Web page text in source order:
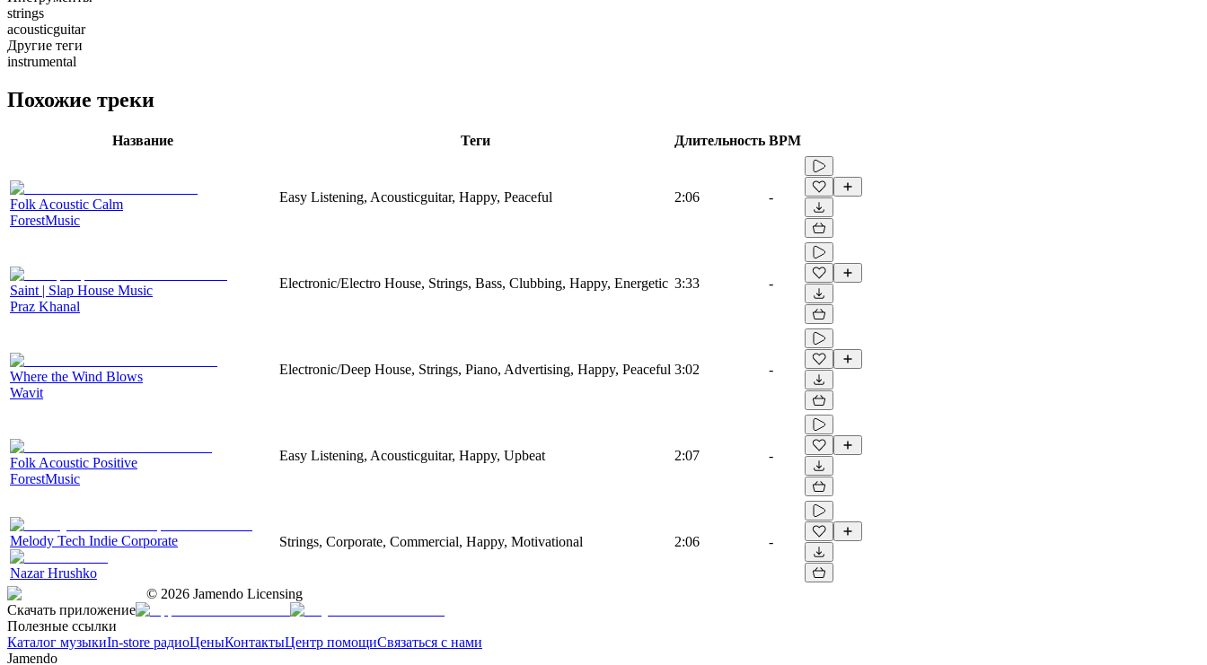
strings
acousticguitar
Другие теги
instrumental
Похожие треки
Название Теги Длительность BPM
Folk Acoustic Calm
ForestMusic
Easy Listening, Acousticguitar, Happy, Peaceful 2:06 -
Saint | Slap House Music
Praz Khanal
Electronic/Electro House, Strings, Bass, Clubbing, Happy, Energetic 3:33 -
Where the Wind Blows
Wavit
Electronic/Deep House, Strings, Piano, Advertising, Happy, Peaceful 3:02 -
Folk Acoustic Positive
ForestMusic
Easy Listening, Acousticguitar, Happy, Upbeat 2:07 -
Melody Tech Indie Corporate
Nazar Hrushko
Strings, Corporate, Commercial, Happy, Motivational 2:06 -
© 2026 Jamendo Licensing
Скачать приложение
Полезные ссылки
Каталог музыкиIn-store радиоЦеныКонтактыЦентр помощиСвязаться с нами
Jamendo